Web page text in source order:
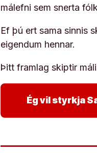
málefni sem snerta
Ef þú ert sama sinnis
eigendum hennar.
Þitt framlag skiptir
Ég vil styrkja